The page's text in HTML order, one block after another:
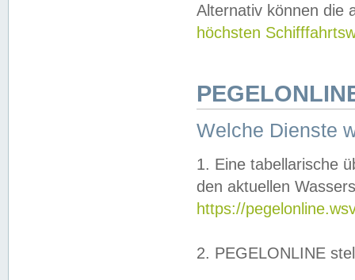
Alternativ können die
höchsten
Welche Dienste
1. Eine tabellarische
den aktuellen
https://
2. PEGELONLINE